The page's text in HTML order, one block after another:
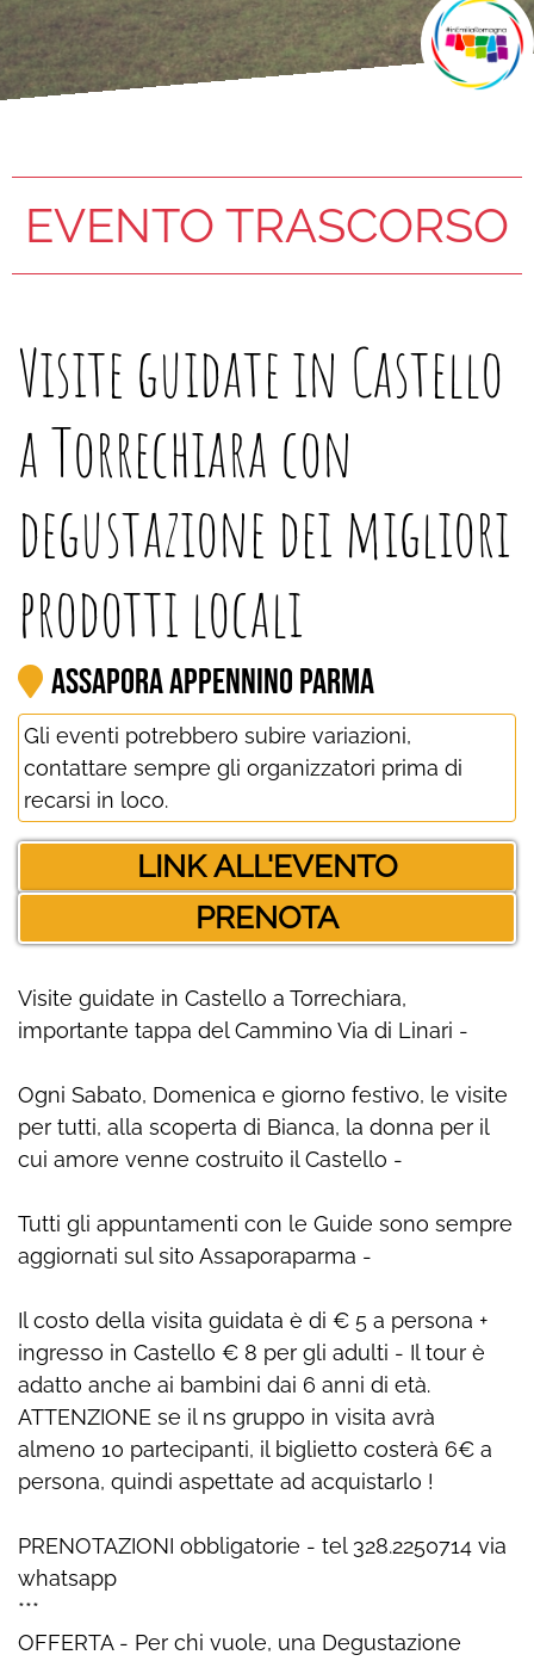
EVENTO TRASCORSO
Visite guidate in Castello
a Torrechiara con
degustazione dei migliori
prodotti locali
Assapora Appennino Parma
Gli eventi potrebbero subire variazioni,
contattare sempre gli organizzatori prima di
recarsi in loco.
LINK ALL'EVENTO
PRENOTA
Visite guidate in Castello a Torrechiara,
importante tappa del Cammino Via di Linari -
Ogni Sabato, Domenica e giorno festivo, le visite
per tutti, alla scoperta di Bianca, la donna per il
cui amore venne costruito il Castello -
Tutti gli appuntamenti con le Guide sono sempre
aggiornati sul sito Assaporaparma -
Il costo della visita guidata è di € 5 a persona +
ingresso in Castello € 8 per gli adulti - Il tour è
adatto anche ai bambini dai 6 anni di età.
ATTENZIONE se il ns gruppo in visita avrà
almeno 10 partecipanti, il biglietto costerà 6€ a
persona, quindi aspettate ad acquistarlo !
PRENOTAZIONI obbligatorie - tel 328.2250714 via
whatsapp
***
OFFERTA - Per chi vuole, una Degustazione